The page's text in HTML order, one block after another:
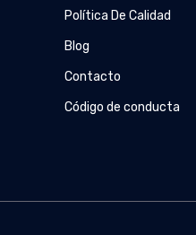
Política De Calidad
Blog
Contacto
Código de conducta